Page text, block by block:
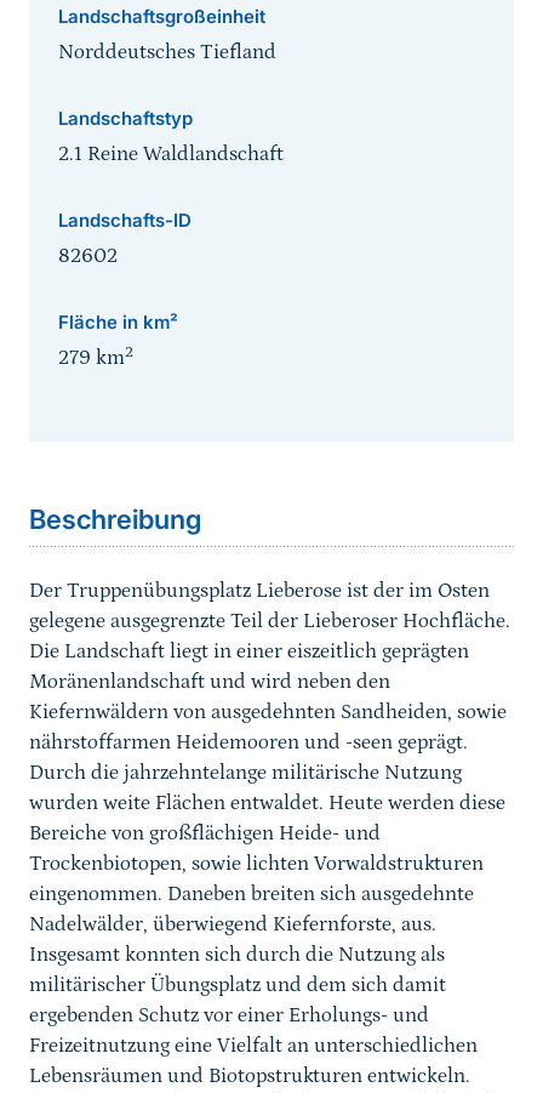
Landschaftsgroßeinheit
Norddeutsches Tiefland
Landschaftstyp
2.1 Reine Waldlandschaft
Landschafts-ID
82602
Fläche in km²
279 km2
Beschreibung
Der Truppenübungsplatz Lieberose ist der im Osten
gelegene ausgegrenzte Teil der Lieberoser Hochfläche.
Die Landschaft liegt in einer eiszeitlich geprägten
Moränenlandschaft und wird neben den
Kiefernwäldern von ausgedehnten Sandheiden, sowie
nährstoffarmen Heidemooren und -seen geprägt.
Durch die jahrzehntelange militärische Nutzung
wurden weite Flächen entwaldet. Heute werden diese
Bereiche von großflächigen Heide- und
Trockenbiotopen, sowie lichten Vorwaldstrukturen
eingenommen. Daneben breiten sich ausgedehnte
Nadelwälder, überwiegend Kiefernforste, aus.
Insgesamt konnten sich durch die Nutzung als
militärischer Übungsplatz und dem sich damit
ergebenden Schutz vor einer Erholungs- und
Freizeitnutzung eine Vielfalt an unterschiedlichen
Lebensräumen und Biotopstrukturen entwickeln.